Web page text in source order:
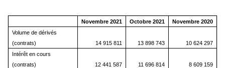
Novembre 2021 Octobre 2021
Novembre 2020
Volume de dérivés
(contrats)
14 915 811 13 898 743
10 624 297
Intérêt en cours
(contrats)
12 441 587 11 696 814 8 609 159